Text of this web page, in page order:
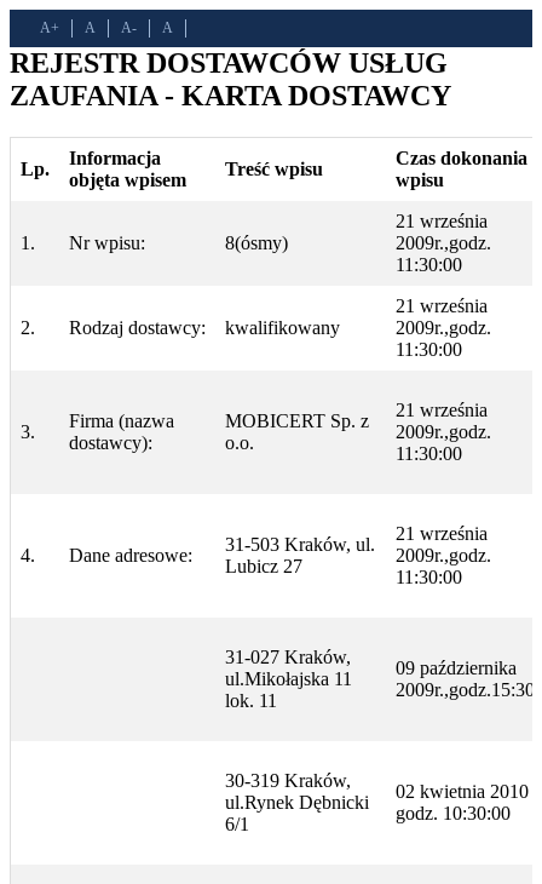
A+ A A- A
REJESTR DOSTAWCÓW USŁUG
ZAUFANIA - KARTA DOSTAWCY
Lp.
Informacja
objęta wpisem
Treść wpisu
Czas dokonania
wpisu
1. Nr wpisu: 8(ósmy)
21 września
2009r.,godz.
11:30:00
2. Rodzaj dostawcy: kwalifikowany
21 września
2009r.,godz.
11:30:00
3.
Firma (nazwa
dostawcy):
MOBICERT Sp. z
o.o.
21 września
2009r.,godz.
11:30:00
4. Dane adresowe:
31-503 Kraków, ul.
Lubicz 27
21 września
2009r.,godz.
11:30:00
31-027 Kraków,
ul.Mikołajska 11
lok. 11
09 października
30-319 Kraków,
ul.Rynek Dębnicki
6/1
02 kwietnia 2010
godz. 10:30:00